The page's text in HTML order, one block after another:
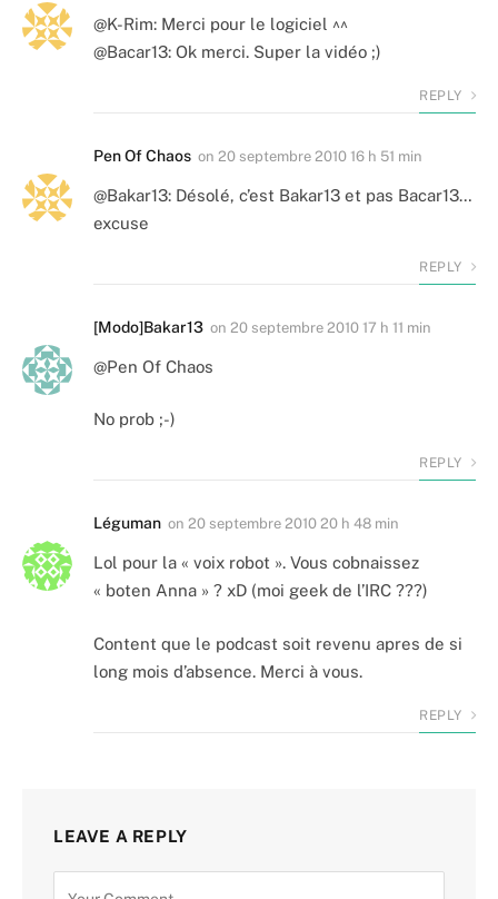
@K-Rim: Merci pour le logiciel ^^
@Bacar13: Ok merci. Super la vidéo ;)
REPLY
Pen Of Chaos on 20 septembre 2010 16 h 51 min
@Bakar13: Désolé, c’est Bakar13 et pas Bacar13…
excuse
REPLY
[Modo]Bakar13 on 20 septembre 2010 17 h 11 min
@Pen Of Chaos
No prob ;-)
REPLY
Léguman on 20 septembre 2010 20 h 48 min
Lol pour la « voix robot ». Vous cobnaissez
« boten Anna » ? xD (moi geek de l’IRC ???)
Content que le podcast soit revenu apres de si
long mois d’absence. Merci à vous.
REPLY
LEAVE A REPLY